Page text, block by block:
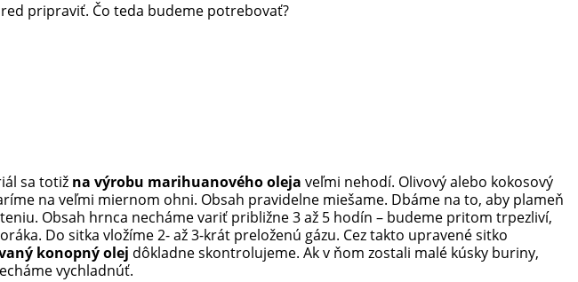
pripraviť. Čo teda budeme potrebovať?
sa totiž na výrobu marihuanového oleja veľmi nehodí. Olivový alebo kokosový
na veľmi miernom ohni. Obsah pravidelne miešame. Dbáme na to, aby plameň
Obsah hrnca necháme variť približne 3 až 5 hodín – budeme pritom trpezliví,
Do sitka vložíme 2- až 3-krát preloženú gázu. Cez takto upravené sitko
konopný olej dôkladne skontrolujeme. Ak v ňom zostali malé kúsky buriny,
vychladnúť.